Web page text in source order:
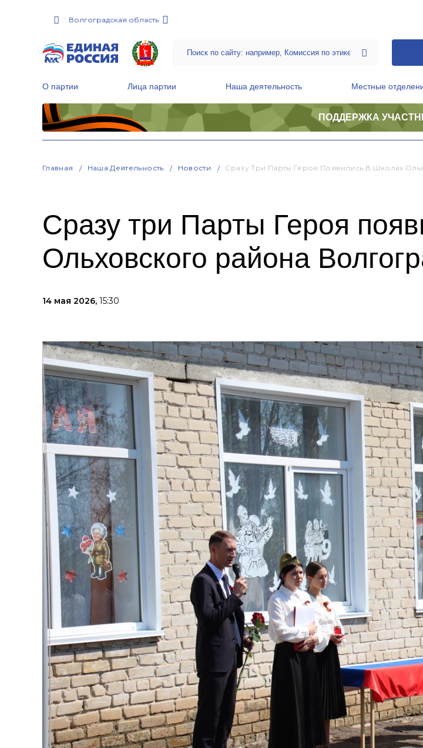
Волгоградская область
О партии Лица партии Наша деятельность Местные
ПОДДЕРЖКА
Главная Наша Деятельность Новости Сразу Три Парты Героя Появились В Школах
Сразу три Парты Героя
Ольховского района
14 мая 2026, 15:30